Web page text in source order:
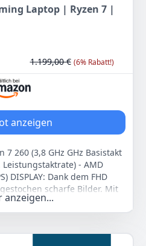
Gewicht
3,6 kg
Laptop | Ryzen 7 |
1.199,00 € (6% Rabatt!)
anzeigen
7 260 (3,8 GHz GHz Basistakt
- AMD
DISPLAY: Dank dem FHD
scharfe Bilder. Mit
Sie kräftige Farben und
DISPLAYAUFLÖSUNG: 1.920
ARBEITSSPEICHER: 16 GB
anzeigen...